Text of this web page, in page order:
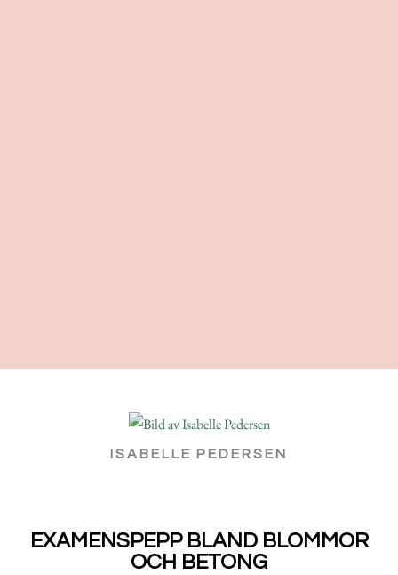
ISABELLE PEDERSEN
EXAMENSPEPP BLAND BLOMMOR
OCH BETONG